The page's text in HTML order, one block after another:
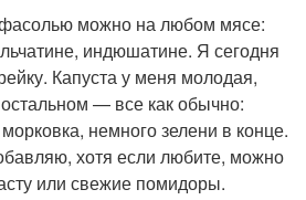
можно на любом мясе:
индюшатине. Я сегодня
Капуста у меня молодая,
— все как обычно:
немного зелени в конце.
хотя если любите, можно
или свежие помидоры.